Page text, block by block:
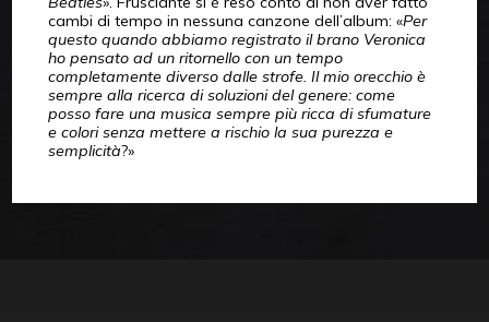
cambi di tempo in nessuna canzone dell’album: «Per
questo quando abbiamo registrato il brano Veronica
ho pensato ad un ritornello con un tempo
completamente diverso dalle strofe. Il mio orecchio è
sempre alla ricerca di soluzioni del genere: come
posso fare una musica sempre più ricca di sfumature
e colori senza mettere a rischio la sua purezza e
semplicità?»